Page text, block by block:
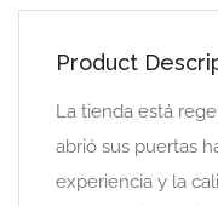
Product
La tienda está
abrió sus puertas
experiencia y la